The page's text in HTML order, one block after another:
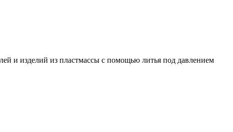
и изделий из пластмассы с помощью литья под давлением